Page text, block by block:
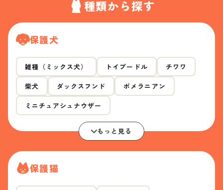
種類から探す
保護犬
雑種（ミックス犬） トイプードル チワワ
柴犬 ダックスフンド ポメラニアン
ミニチュアシュナウザー
もっと見る
保護猫